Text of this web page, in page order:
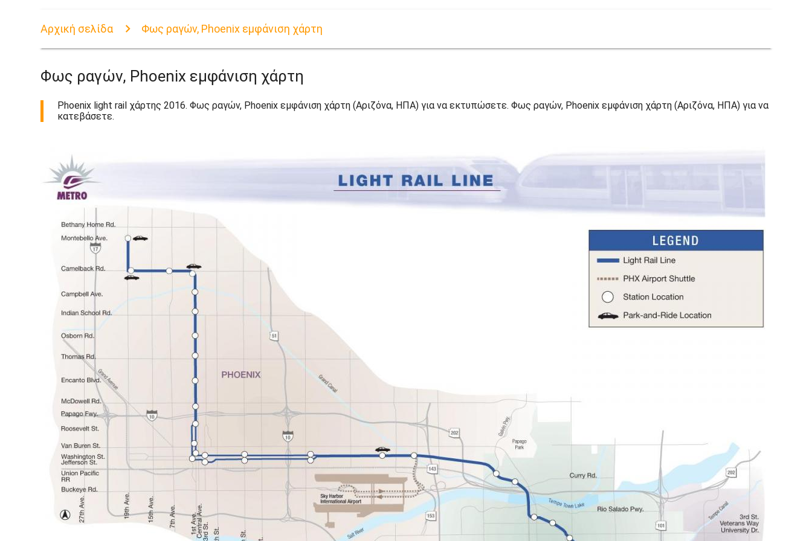
Αρχική σελίδα Φως ραγών, Phoenix εμφάνιση χάρτη
Φως ραγών, Phoenix εμφάνιση χάρτη
Phoenix light rail χάρτης 2016. Φως ραγών, Phoenix εμφάνιση χάρτη (Αριζόνα, ΗΠΑ) για να εκτυπώσετε. Φως ραγών, Phoenix εμφάνιση χάρτη (Αριζόνα, ΗΠΑ) για να
κατεβάσετε.